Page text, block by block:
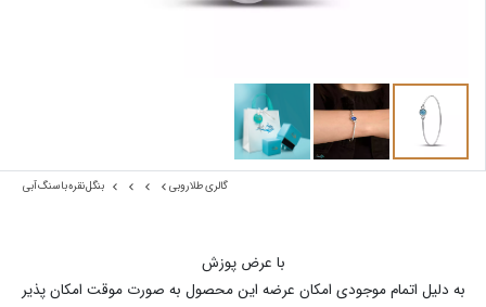
گالری طلا روبی بنگل نقره با سنگ آبی
با عرض پوزش
به دلیل اتمام موجودی امکان عرضه این محصول به صورت موقت امکان پذیر